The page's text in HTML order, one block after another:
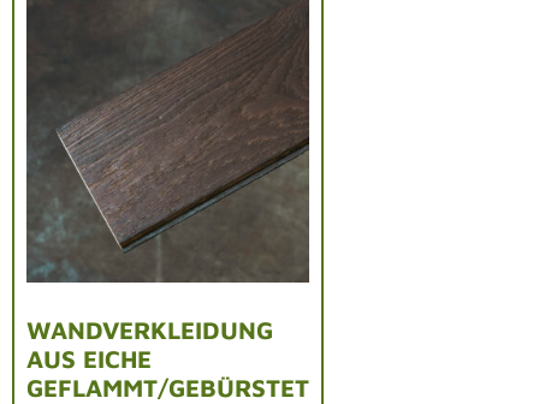
WANDVERKLEIDUNG
AUS EICHE
GEFLAMMT/GEBÜRSTET